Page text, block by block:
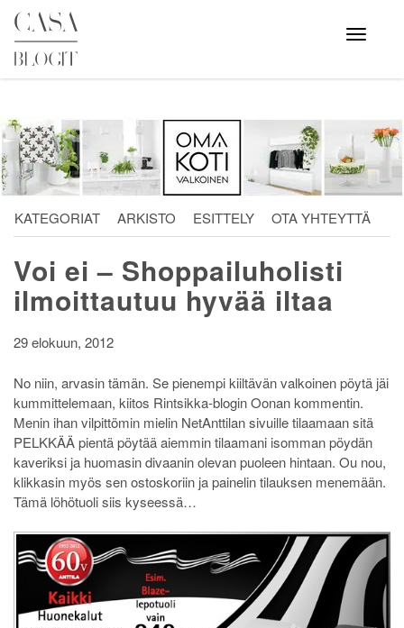
Skip
content
Avaa
valikko
KATEGORIAT ARKISTO ESITTELY OTA YHTEYTTÄ
Voi ei – Shoppailuholisti
ilmoittautuu hyvää iltaa
29 elokuun, 2012
No niin, arvasin tämän. Se pienempi kiiltävän valkoinen pöytä jäi
kummittelemaan, kiitos Rintsikka-blogin Oonan kommentin.
Menin ihan vilpittömin mielin NetAnttilan sivuille tilaamaan sitä
PELKKÄÄ pientä pöytää aiemmin tilaamani isomman pöydän
kaveriksi ja huomasin divaanin olevan puoleen hintaan. Ou nou,
klikkasin myös sen ostoskoriin ja painelin tilauksen menemään.
Tämä löhötuoli siis kyseessä…